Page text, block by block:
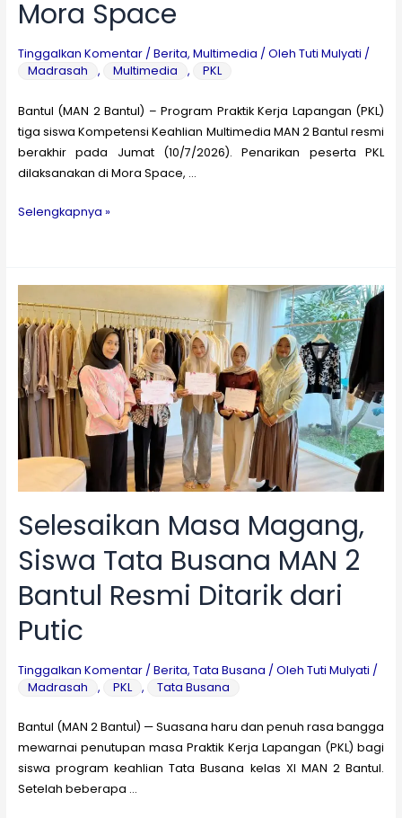
Mora Space
Tinggalkan Komentar / Berita, Multimedia / Oleh Tuti Mulyati /
Madrasah
, Multimedia , PKL
Bantul (MAN 2 Bantul) – Program Praktik Kerja Lapangan (PKL)
tiga siswa Kompetensi Keahlian Multimedia MAN 2 Bantul resmi
berakhir pada Jumat (10/7/2026). Penarikan peserta PKL
dilaksanakan di Mora Space, …
PKL
MAN
2
Bantul
Raih
Apresiasi
Tinggi
dari
Mora
Selengkapnya »
Selesaikan Masa Magang,
Siswa Tata Busana MAN 2
Bantul Resmi Ditarik dari
Putic
Tinggalkan Komentar / Berita, Tata Busana / Oleh Tuti Mulyati /
Madrasah
, PKL , Tata Busana
Bantul (MAN 2 Bantul) — Suasana haru dan penuh rasa bangga
mewarnai penutupan masa Praktik Kerja Lapangan (PKL) bagi
siswa program keahlian Tata Busana kelas XI MAN 2 Bantul.
Setelah beberapa …